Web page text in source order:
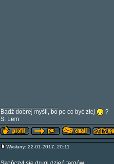
Bądź dobrej myśli, bo po co być złej
?
S. Lem
Wysłany: 22-01-2017, 20:11